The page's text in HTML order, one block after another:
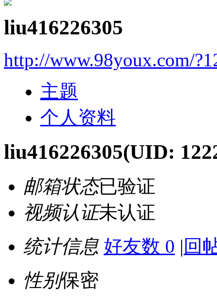
liu416226305
http://www.98youx.com/
主题
个人资料
liu416226305(UID:
邮箱状态已验证
视频认证未认证
统计信息 好友数 0 | 回
性别保密